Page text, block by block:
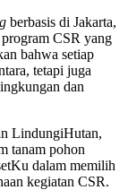
berbasis di Jakarta,
CSR yang
bahwa setiap
tetapi juga
dan
LindungiHutan,
tanam pohon
dalam memilih
kegiatan CSR.